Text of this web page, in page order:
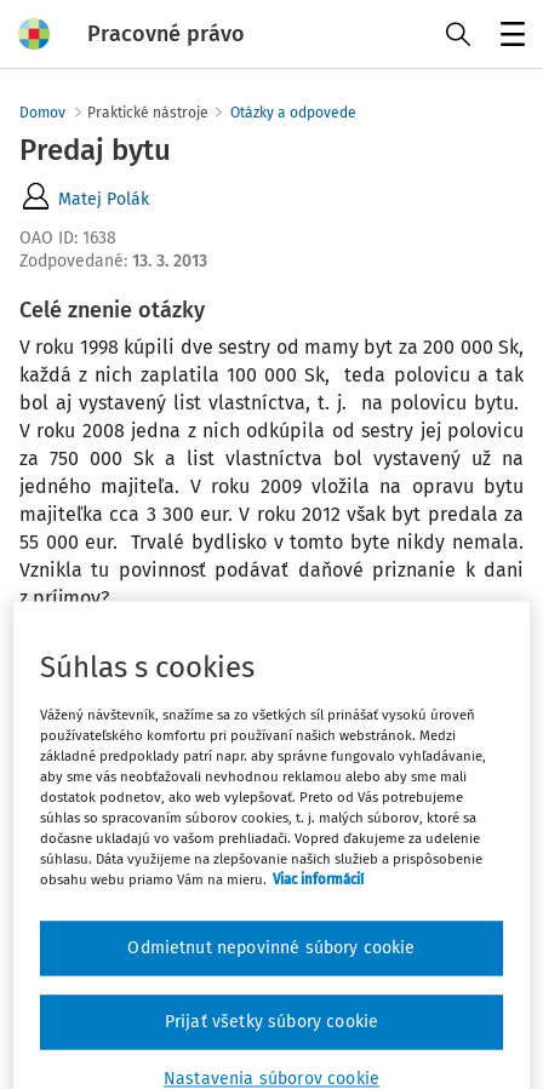
Pracovné právo
Domov Praktické nástroje Otázky a odpovede
Predaj bytu
Matej Polák
OAO ID: 1638
Zodpovedané: 13. 3. 2013
Celé znenie otázky
V roku 1998 kúpili dve sestry od mamy byt za 200 000 Sk,
každá z nich zaplatila 100 000 Sk, teda polovicu a tak
bol aj vystavený list vlastníctva, t. j. na polovicu bytu.
V roku 2008 jedna z nich odkúpila od sestry jej polovicu
za 750 000 Sk a list vlastníctva bol vystavený už na
jedného majiteľa. V roku 2009 vložila na opravu bytu
majiteľka cca 3 300 eur. V roku 2012 však byt predala za
55 000 eur. Trvalé bydlisko v tomto byte nikdy nemala.
Vznikla tu povinnosť podávať daňové priznanie k dani
z príjmov?
Odpoveď
Máte predplatné? Prihláste sa
Ups, zatiaľ ste si prečítali len
začiatok...
dostupný predplatiteľom portálu.
Súhlas s cookies
Vážený návštevník, snažíme sa zo všetkých síl prinášať vysokú úroveň
používateľského komfortu pri používaní našich webstránok. Medzi
základné predpoklady patrí napr. aby správne fungovalo vyhľadávanie,
aby sme vás neobťažovali nevhodnou reklamou alebo aby sme mali
dostatok podnetov, ako web vylepšovať. Preto od Vás potrebujeme
súhlas so spracovaním súborov cookies, t. j. malých súborov, ktoré sa
dočasne ukladajú vo vašom prehliadači. Vopred ďakujeme za udelenie
súhlasu. Dáta využijeme na zlepšovanie našich služieb a prispôsobenie
obsahu webu priamo Vám na mieru. Viac informácií
Nastavenia súborov cookie
Odmietnut nepovinné súbory cookie
Prijať všetky súbory cookie